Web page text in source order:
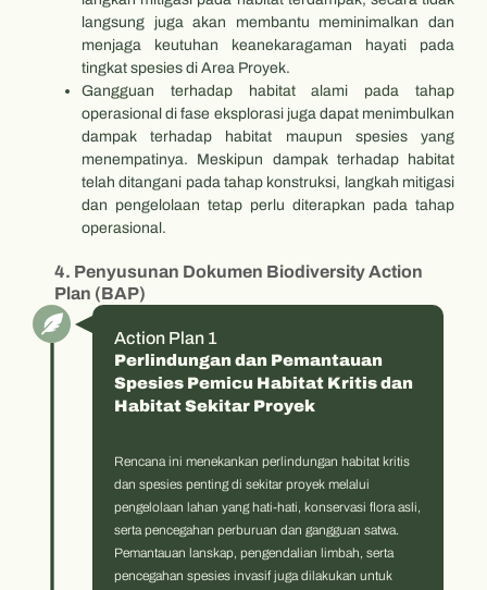
langsung juga akan membantu meminimalkan dan
menjaga keutuhan keanekaragaman hayati pada
tingkat spesies di Area Proyek.
Gangguan terhadap habitat alami pada tahap
operasional di fase eksplorasi juga dapat menimbulkan
dampak terhadap habitat maupun spesies yang
menempatinya. Meskipun dampak terhadap habitat
telah ditangani pada tahap konstruksi, langkah mitigasi
dan pengelolaan tetap perlu diterapkan pada tahap
operasional.
4. Penyusunan Dokumen Biodiversity Action
Plan (BAP)
Action Plan 1
Perlindungan dan Pemantauan
Spesies Pemicu Habitat Kritis dan
Habitat Sekitar Proyek
Rencana ini menekankan perlindungan habitat kritis
dan spesies penting di sekitar proyek melalui
pengelolaan lahan yang hati-hati, konservasi flora asli,
serta pencegahan perburuan dan gangguan satwa.
Pemantauan lanskap, pengendalian limbah, serta
pencegahan spesies invasif juga dilakukan untuk